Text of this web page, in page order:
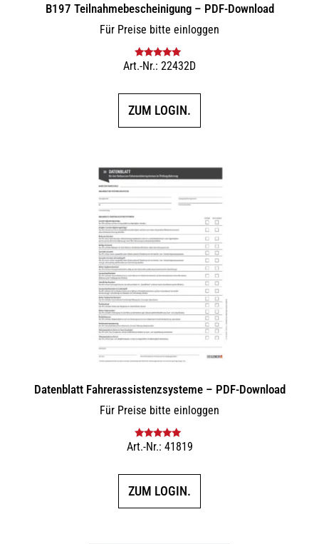
B197 Teilnahmebescheinigung – PDF-Download
Für Preise bitte einloggen
Bewertet mit
Art.-Nr.: 22432D
ZUM LOGIN.
Datenblatt Fahrerassistenzsysteme – PDF-Download
Für Preise bitte einloggen
Bewertet mit
Art.-Nr.: 41819
ZUM LOGIN.